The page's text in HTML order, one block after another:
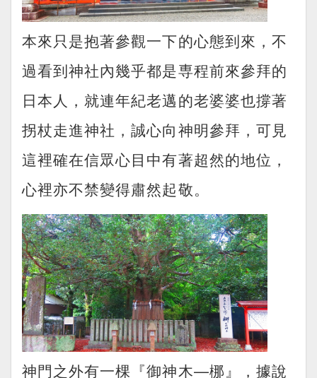
本來只是抱著參觀一下的心態到來，不
過看到神社內幾乎都是専程前來參拜的
日本人，就連年紀老邁的老婆婆也撐著
拐杖走進神社，誠心向神明參拜，可見
這裡確在信眾心目中有著超然的地位，
心裡亦不禁變得肅然起敬。
神門之外有一棵『御神木—梛』，據說